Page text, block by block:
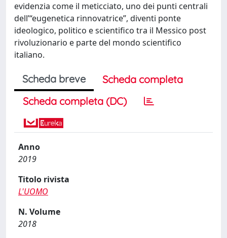
evidenzia come il meticciato, uno dei punti centrali
dell’“eugenetica rinnovatrice”, diventi ponte
ideologico, politico e scientifico tra il Messico post
rivoluzionario e parte del mondo scientifico
italiano.
Scheda breve
Scheda completa
Scheda completa (DC)
Anno
2019
Titolo rivista
L'UOMO
N. Volume
2018